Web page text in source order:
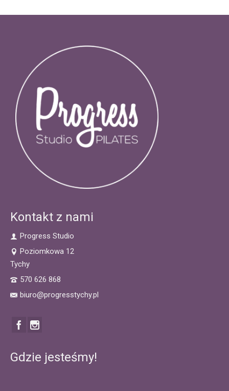
Kontakt z nami
Progress Studio
Poziomkowa 12
Tychy
570 626 868
biuro@progresstychy.pl
Gdzie jesteśmy!